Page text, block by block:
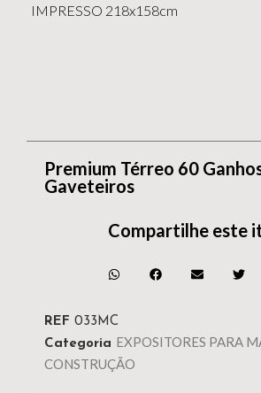
IMPRESSO 218x158cm
Premium Térreo 60
Gaveteiros
Compartilhe este
REF 033MC
Categoria EXPOSITORES PARA
CONSTRUÇÃO